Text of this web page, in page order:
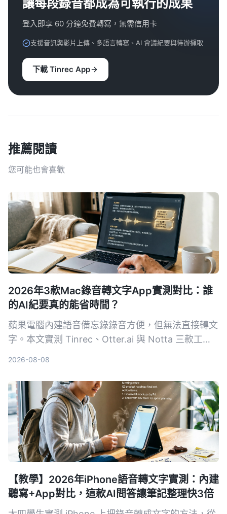
讓每段錄音都成為可執行的成果
登入即享 60 分鐘免費轉寫，無需信用卡
支援音訊與影片上傳、多語言轉寫、AI 會議紀要與待辦擷取
下載 Tinrec App
推薦閱讀
您可能也會喜歡
2026年3款Mac錄音轉文字App實測對比：誰
的AI紀要真的能省時間？
蘋果電腦內建語音備忘錄錄音方便，但無法直接轉文
字。本文實測 Tinrec、Otter.ai 與 Notta 三款工
2026-08-08
【教學】2026年iPhone語音轉文字實測：內建
聽寫+App對比，這款AI問答讓筆記整理快3倍